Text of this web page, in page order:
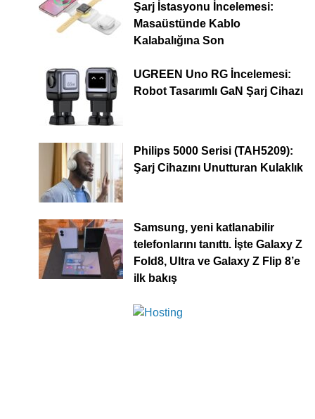
Şarj İstasyonu İncelemesi:
Masaüstünde Kablo
Kalabalığına Son
UGREEN Uno RG İncelemesi:
Robot Tasarımlı GaN Şarj Cihazı
Philips 5000 Serisi (TAH5209):
Şarj Cihazını Unutturan Kulaklık
Samsung, yeni katlanabilir
telefonlarını tanıttı. İşte Galaxy Z
Fold8, Ultra ve Galaxy Z Flip 8’e
ilk bakış